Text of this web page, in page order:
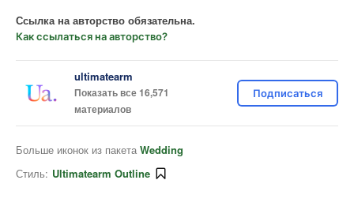
Ссылка на авторство обязательна.
Как ссылаться на авторство?
ultimatearm
Показать все 16,571
материалов
Подписаться
Больше иконок из пакета Wedding
Стиль: Ultimatearm Outline